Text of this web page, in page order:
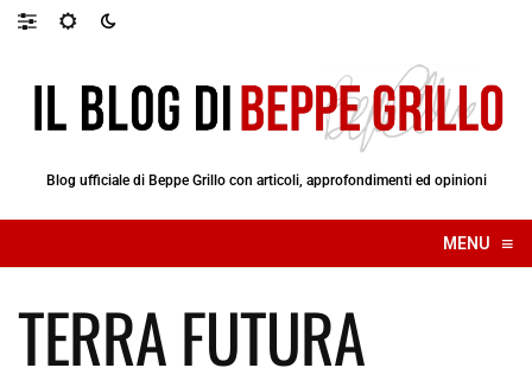
Blog ufficiale di Beppe Grillo con articoli, approfondimenti ed opinioni
MENU ≡
☰
TERRA FUTURA